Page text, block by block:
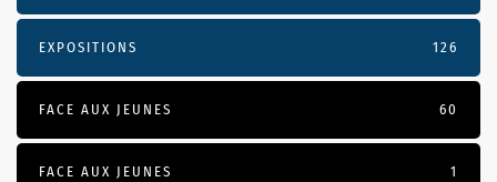
EXPOSITIONS 126
FACE AUX JEUNES 60
FACE AUX JEUNES 1